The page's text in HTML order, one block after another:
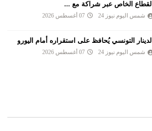
القطاع الخاص عبر شراكة مع ...
شمس اليوم نيوز 24 07 أغسطس 2026
الدينار التونسي يُحافظ على استقراره أمام اليورو
شمس اليوم نيوز 24 07 أغسطس 2026